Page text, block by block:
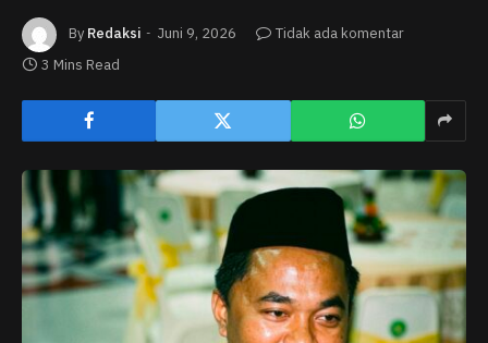
By Redaksi Juni 9, 2026
Tidak ada komentar
3 Mins Read